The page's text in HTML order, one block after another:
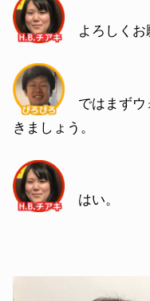
よろしくお
ではまずウ
きましょう。
はい。